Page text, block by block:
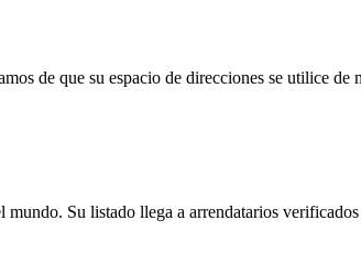
de que su espacio de direcciones se utilice
mundo. Su listado llega a arrendatarios